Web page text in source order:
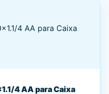
4 AA para Caixa